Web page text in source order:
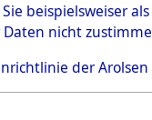
beispielsweiser
nicht
der Arolsen